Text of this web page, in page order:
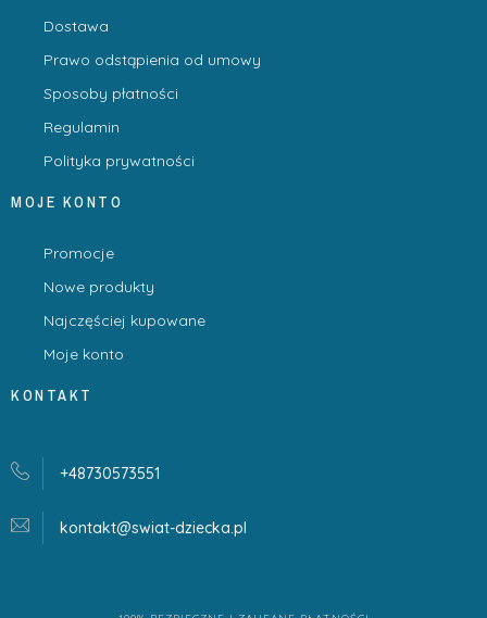
Dostawa
Prawo odstąpienia od umowy
Sposoby płatności
Regulamin
Polityka prywatności
MOJE KONTO
Promocje
Nowe produkty
Najczęściej kupowane
Moje konto
KONTAKT
+48730573551
kontakt@swiat-dziecka.pl